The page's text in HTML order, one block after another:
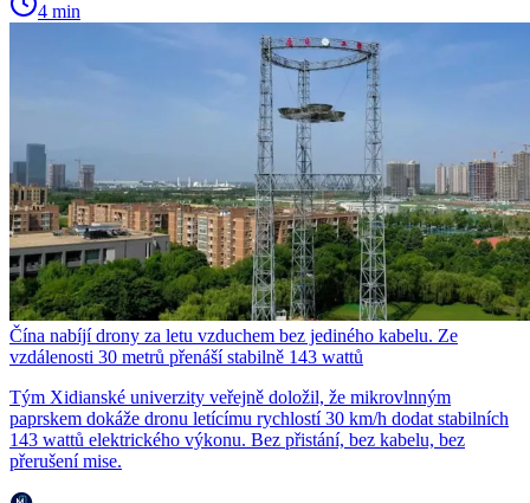
4 min
Čína nabíjí drony za letu vzduchem bez jediného kabelu. Ze
vzdálenosti 30 metrů přenáší stabilně 143 wattů
Tým Xidianské univerzity veřejně doložil, že mikrovlnným
paprskem dokáže dronu letícímu rychlostí 30 km/h dodat stabilních
143 wattů elektrického výkonu. Bez přistání, bez kabelu, bez
přerušení mise.